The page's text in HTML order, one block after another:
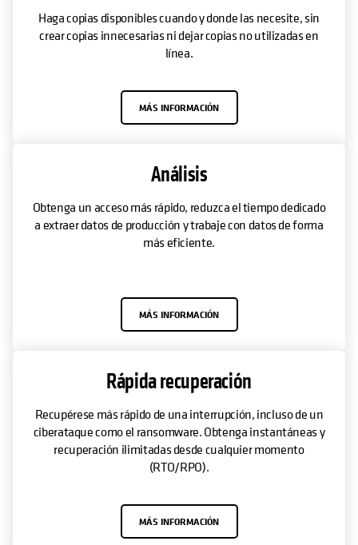
Haga copias disponibles cuando y donde las necesite, sin
crear copias innecesarias ni dejar copias no utilizadas en
línea.
MÁS INFORMACIÓN
Análisis
Obtenga un acceso más rápido, reduzca el tiempo dedicado
a extraer datos de producción y trabaje con datos de forma
más eficiente.
MÁS INFORMACIÓN
Rápida recuperación
Recupérese más rápido de una interrupción, incluso de un
ciberataque como el ransomware. Obtenga instantáneas y
recuperación ilimitadas desde cualquier momento
(RTO/RPO).
MÁS INFORMACIÓN